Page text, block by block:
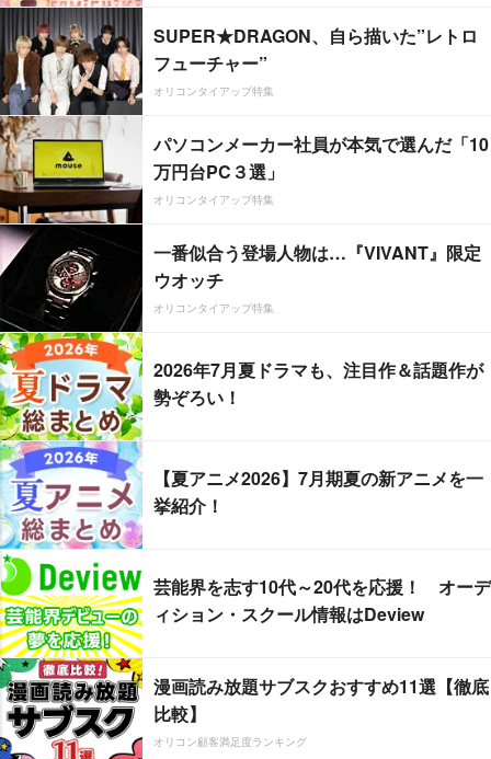
SUPER★DRAGON、自ら描いた”レトロ
フューチャー”
オリコンタイアップ特集
パソコンメーカー社員が本気で選んだ「10
万円台PC３選」
オリコンタイアップ特集
一番似合う登場人物は…『VIVANT』限定
ウオッチ
オリコンタイアップ特集
2026年7月夏ドラマも、注目作＆話題作が
勢ぞろい！
【夏アニメ2026】7月期夏の新アニメを一
挙紹介！
芸能界を志す10代～20代を応援！ オーデ
ィション・スクール情報はDeview
漫画読み放題サブスクおすすめ11選【徹底
比較】
オリコン顧客満足度ランキング